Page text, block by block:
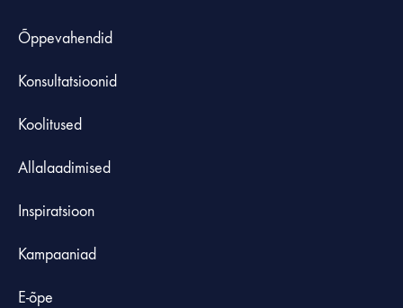
Õppevahendid
Konsultatsioonid
Koolitused
Allalaadimised
Inspiratsioon
Kampaaniad
E-õpe